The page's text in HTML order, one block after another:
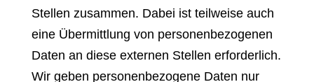
Stellen zusammen. Dabei ist teilweise auch
eine Übermittlung von personenbezogenen
Daten an diese externen Stellen erforderlich.
Wir geben personenbezogene Daten nur